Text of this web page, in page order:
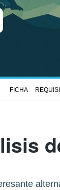
FICHA